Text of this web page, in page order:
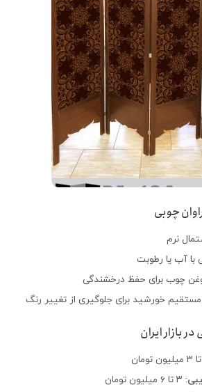
چوبی
نرم
با آب یا رطوبت
چوب برای حفظ درخشندگی
خورشید برای جلوگیری از تغییر رنگ
بازار ایران
: ۳ تا ۶ میلیون تومان